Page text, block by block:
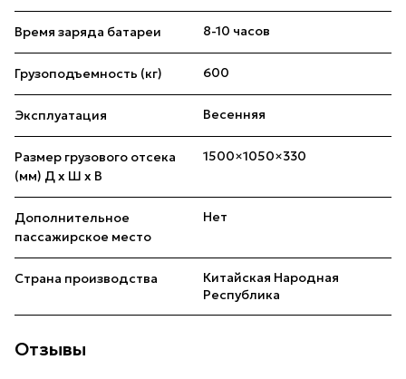
Время заряда батареи 8-10 часов
Грузоподъемность (кг) 600
Эксплуатация Весенняя
Размер грузового отсека
(мм) Д x Ш x В
1500×1050×330
Дополнительное
пассажирское место
Нет
Страна производства
Китайская Народная
Республика
Отзывы